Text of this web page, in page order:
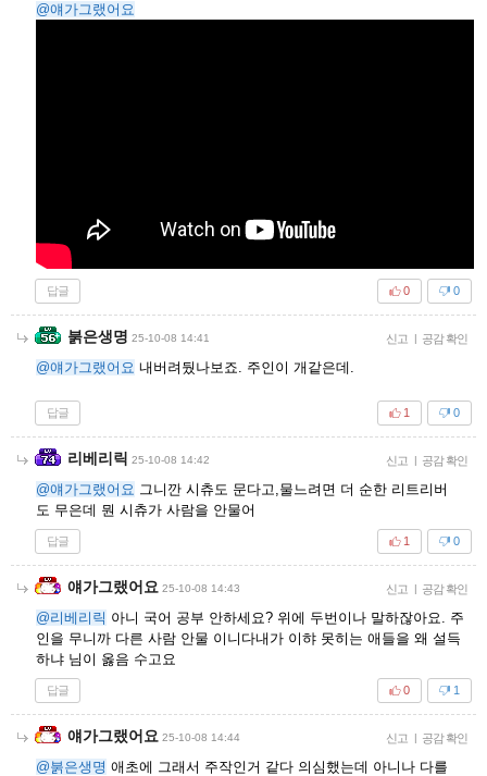
@얘가그랬어요
답글 0
0
붉은생명 25-10-08 14:41 신고 | 공감 확인
@얘가그랬어요 내버려뒀나보죠. 주인이 개같은데.
답글 0
1
리베리릭 25-10-08 14:42 신고 | 공감 확인
@얘가그랬어요 그니깐 시츄도 문다고,물느려면 더 순한 리트리버
도 무은데 뭔 시츄가 사람을 안물어
답글 0
1
얘가그랬어요 25-10-08 14:43 신고 | 공감 확인
@리베리릭 아니 국어 공부 안하세요? 위에 두번이나 말하잖아요. 주
인을 무니까 다른 사람 안물 이니다내가 이햐 못히는 애들을 왜 설득
하냐 님이 옳음 수고요
답글 1
0
얘가그랬어요 25-10-08 14:44 신고 | 공감 확인
@붉은생명 애초에 그래서 주작인거 같다 의심했는데 아니나 다를